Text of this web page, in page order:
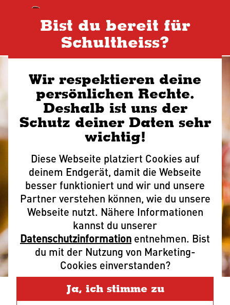
Bist du bereit für
Schultheiss?
Wir respektieren deine
persönlichen Rechte.
Deshalb ist uns der
Schutz deiner Daten sehr
wichtig!
Diese Webseite platziert Cookies auf
deinem Endgerät, damit die Webseite
besser funktioniert und wir und unsere
Partner verstehen können, wie du unsere
Webseite nutzt. Nähere Informationen
kannst du unserer
Datenschutzinformation entnehmen. Bist
du mit der Nutzung von Marketing-
Cookies einverstanden?
Ja, ich stimme zu